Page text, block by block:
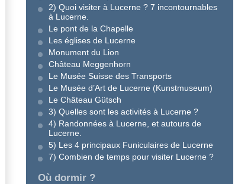
2) Quoi visiter à Lucerne ? 7 incontournables
à Lucerne.
Le pont de la Chapelle
Les églises de Lucerne
Monument du Lion
Château Meggenhorn
Le Musée Suisse des Transports
Le Musée d’Art de Lucerne (Kunstmuseum)
Le Château Gütsch
3) Quelles sont les activités à Lucerne ?
4) Randonnées à Lucerne, et autours de
Lucerne.
5) Les 4 principaux Funiculaires de Lucerne
7) Combien de temps pour visiter Lucerne ?
Où dormir ?